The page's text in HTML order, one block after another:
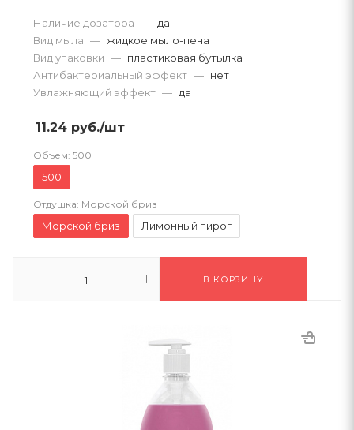
Наличие дозатора — да
Вид мыла — жидкое мыло-пена
Вид упаковки — пластиковая бутылка
Антибактериальный эффект — нет
Увлажняющий эффект — да
11.24 руб./шт
Объем: 500
500
Отдушка: Морской бриз
Морской бриз Лимонный пирог
В КОРЗИНУ